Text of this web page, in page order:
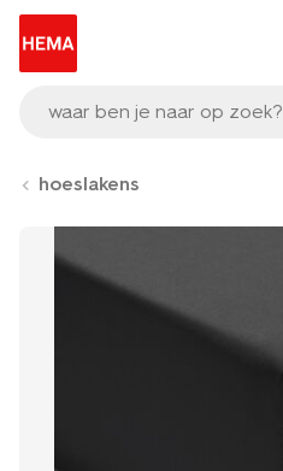
waar ben je naar op zoek?
hoeslakens